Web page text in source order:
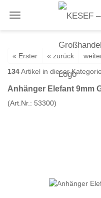
« Erster « zurück
134Artikel in dieser Kategorie
Anhänger Elefant 9mm
(Art.Nr.: 53300)